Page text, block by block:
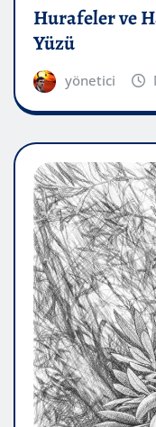
Hurafeler ve
Yüzü
yönetici